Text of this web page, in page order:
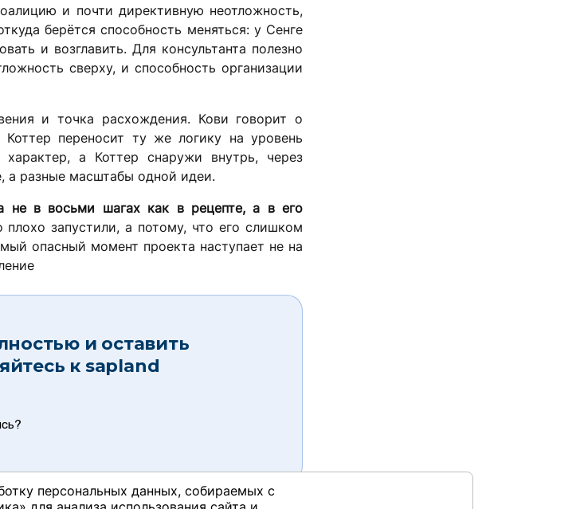
и почти директивную неотложность,
берётся способность меняться: у Сенге
и возглавить. Для консультанта полезно
сверху, и способность организации
и точка расхождения. Кови говорит о
переносит ту же логику на уровень
а Коттер снаружи внутрь, через
а разные масштабы одной идеи.
не в восьми шагах как в рецепте, а в его
запустили, а потому, что его слишком
опасный момент проекта наступает не на
и оставить
к sapland
персональных данных, собираемых с